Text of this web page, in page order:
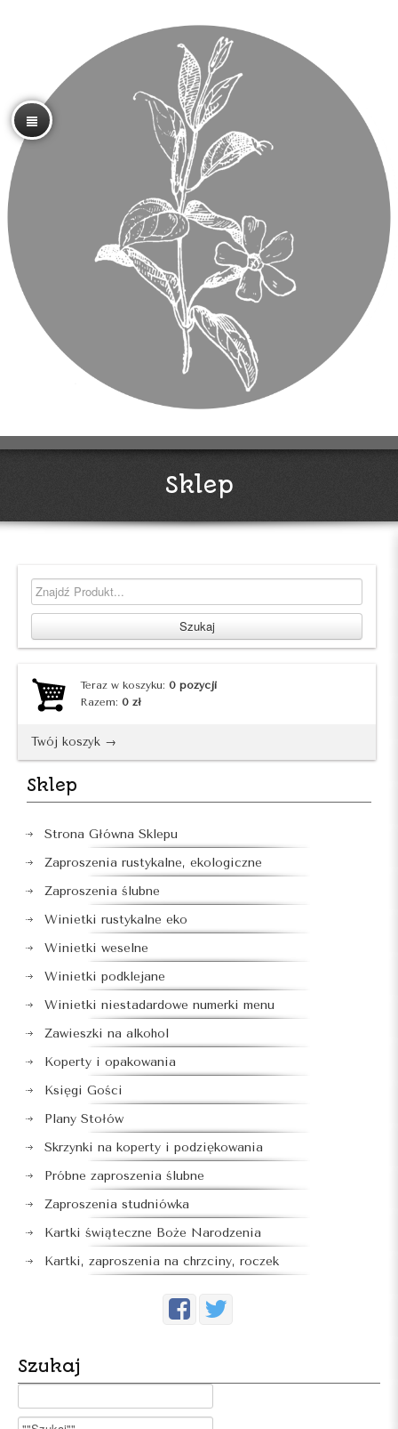
Sklep
Teraz w koszyku: 0 pozycji
Razem: 0 zł
Twój koszyk →
Sklep
Strona Główna Sklepu
Zaproszenia rustykalne, ekologiczne
Zaproszenia ślubne
Winietki rustykalne eko
Winietki weselne
Winietki podklejane
Winietki niestadardowe numerki menu
Zawieszki na alkohol
Koperty i opakowania
Księgi Gości
Plany Stołów
Skrzynki na koperty i podziękowania
Próbne zaproszenia ślubne
Zaproszenia studniówka
Kartki świąteczne Boże Narodzenia
Kartki, zaproszenia na chrzciny, roczek
Szukaj